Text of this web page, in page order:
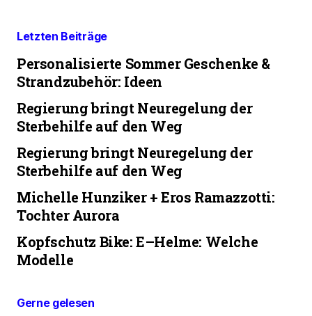
Letzten Beiträge
Personalisierte Sommer Geschenke &
Strandzubehör: Ideen
Regierung bringt Neuregelung der
Sterbehilfe auf den Weg
Regierung bringt Neuregelung der
Sterbehilfe auf den Weg
Michelle Hunziker + Eros Ramazzotti:
Tochter Aurora
Kopfschutz Bike: E–Helme: Welche
Modelle
Gerne gelesen